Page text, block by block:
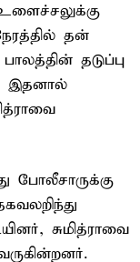
தன்
தடுப்பு
இதனால்
போலீசாருக்கு
சுமித்ராவை